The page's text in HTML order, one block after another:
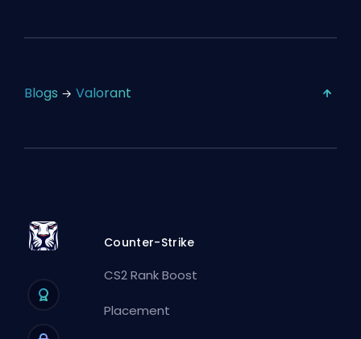
Blogs Valorant
Counter-Strike
CS2 Rank Boost
Placement